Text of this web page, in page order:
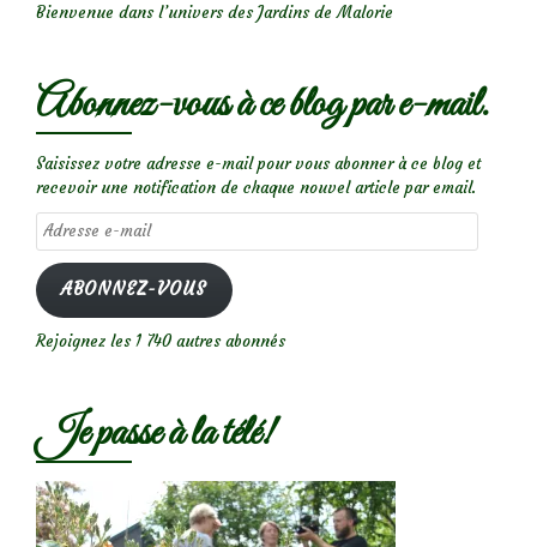
Bienvenue dans l’univers des Jardins de Malorie
Abonnez-vous à ce blog par e-mail.
Saisissez votre adresse e-mail pour vous abonner à ce blog et
recevoir une notification de chaque nouvel article par email.
Adresse
e-
mail
ABONNEZ-VOUS
Rejoignez les 1 740 autres abonnés
Je passe à la télé!